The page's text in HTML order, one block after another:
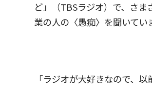
ど」（TBSラジオ）で、さま
業の人の〈愚痴〉を聞いてい
「ラジオが大好きなので、以